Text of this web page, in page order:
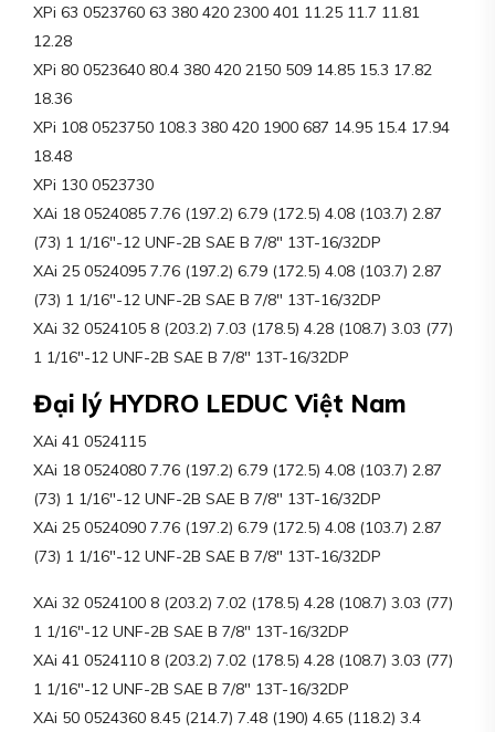
XPi 63 0523760 63 380 420 2300 401 11.25 11.7 11.81
12.28
XPi 80 0523640 80.4 380 420 2150 509 14.85 15.3 17.82
18.36
XPi 108 0523750 108.3 380 420 1900 687 14.95 15.4 17.94
18.48
XPi 130 0523730
XAi 18 0524085 7.76 (197.2) 6.79 (172.5) 4.08 (103.7) 2.87
(73) 1 1/16″-12 UNF-2B SAE B 7/8″ 13T-16/32DP
XAi 25 0524095 7.76 (197.2) 6.79 (172.5) 4.08 (103.7) 2.87
(73) 1 1/16″-12 UNF-2B SAE B 7/8″ 13T-16/32DP
XAi 32 0524105 8 (203.2) 7.03 (178.5) 4.28 (108.7) 3.03 (77)
1 1/16″-12 UNF-2B SAE B 7/8″ 13T-16/32DP
Đại lý HYDRO LEDUC Việt Nam
XAi 41 0524115
XAi 18 0524080 7.76 (197.2) 6.79 (172.5) 4.08 (103.7) 2.87
(73) 1 1/16″-12 UNF-2B SAE B 7/8″ 13T-16/32DP
XAi 25 0524090 7.76 (197.2) 6.79 (172.5) 4.08 (103.7) 2.87
(73) 1 1/16″-12 UNF-2B SAE B 7/8″ 13T-16/32DP
XAi 32 0524100 8 (203.2) 7.02 (178.5) 4.28 (108.7) 3.03 (77)
1 1/16″-12 UNF-2B SAE B 7/8″ 13T-16/32DP
XAi 41 0524110 8 (203.2) 7.02 (178.5) 4.28 (108.7) 3.03 (77)
1 1/16″-12 UNF-2B SAE B 7/8″ 13T-16/32DP
XAi 50 0524360 8.45 (214.7) 7.48 (190) 4.65 (118.2) 3.4